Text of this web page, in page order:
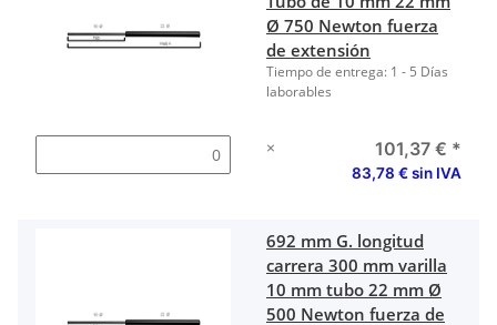
Ø 750 Newton fuerza
de extensión
Tiempo de entrega: 1 - 5 Días
laborables
× 101,37 € *
83,78 € sin IVA
692 mm G. longitud
carrera 300 mm varilla
10 mm tubo 22 mm Ø
500 Newton fuerza de